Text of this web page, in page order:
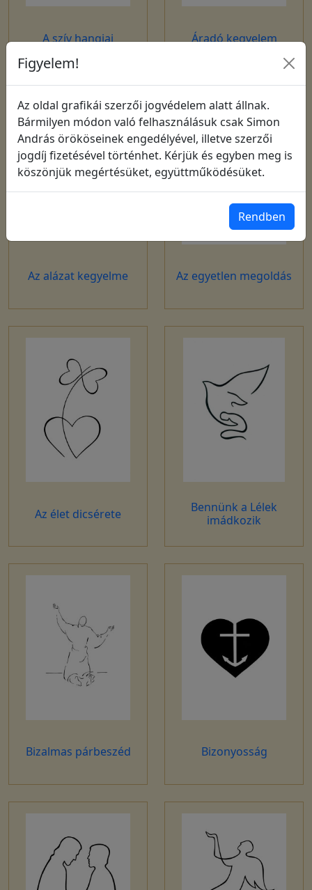
A szív hangjai Áradó kegyelem
Az alázat kegyelme Az egyetlen megoldás
Az élet dicsérete
Bennünk a Lélek
imádkozik
Bizalmas párbeszéd Bizonyosság
Figyelem!
Az oldal grafikái szerzői jogvédelem alatt állnak.
Bármilyen módon való felhasználásuk csak Simon
András örököseinek engedélyével, illetve szerzői
jogdíj fizetésével történhet. Kérjük és egyben meg is
köszönjük megértésüket, együttműködésüket.
Rendben